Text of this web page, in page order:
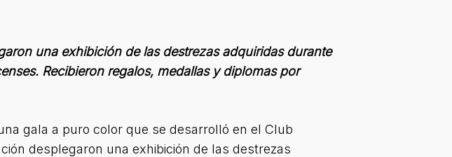
una exhibición de las destrezas adquiridas durante
Recibieron regalos, medallas y diplomas por
gala a puro color que se desarrolló en el Club
desplegaron una exhibición de las destrezas